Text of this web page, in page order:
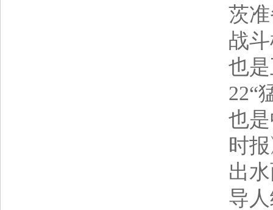
茨
战
也
22“
也
时
出
导